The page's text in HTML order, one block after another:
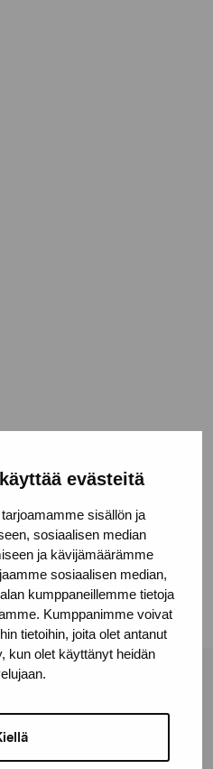
evästeitä
sisällön ja
sosiaalisen median
ja kävijämäärämme
sosiaalisen median,
kumppaneillemme tietoja
Kumppanimme voivat
tietoihin, joita olet antanut
kun olet käyttänyt heidän